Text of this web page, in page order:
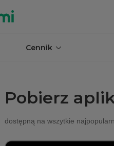
Cennik
Pobierz
dostępną na wszytkie